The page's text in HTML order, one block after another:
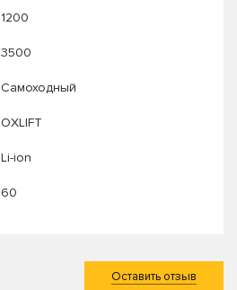
1200
3500
Самоходный
OXLIFT
Li-ion
60
Оставить отзыв